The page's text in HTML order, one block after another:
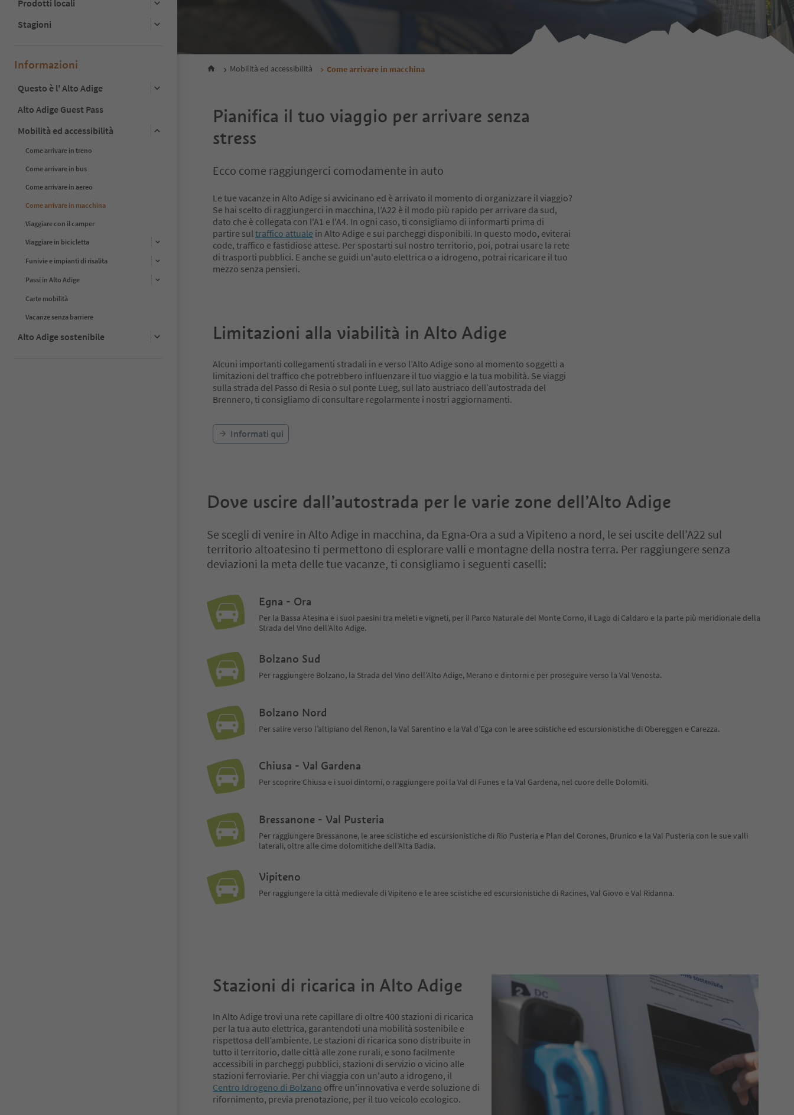
Prodotti locali
Stagioni
Informazioni
Questo è l' Alto Adige
Alto Adige Guest Pass
Mobilità ed accessibilità
Come arrivare in treno
Come arrivare in bus
Come arrivare in aereo
Come arrivare in macchina
Viaggiare con il camper
Viaggiare in bicicletta
Funivie e impianti di risalita
Passi in Alto Adige
Carte mobilità
Vacanze senza barriere
Alto Adige sostenibile
Mobilità ed accessibilità Come arrivare in macchina
Pianifica il tuo viaggio per arrivare senza
stress
Ecco come raggiungerci comodamente in auto
Le tue vacanze in Alto Adige si avvicinano ed è arrivato il momento di organizzare il viaggio?
Se hai scelto di raggiungerci in macchina, l’A22 è il modo più rapido per arrivare da sud,
dato che è collegata con l'A1 e l'A4. In ogni caso, ti consigliamo di informarti prima di
partire sul traffico attuale in Alto Adige e sui parcheggi disponibili. In questo modo, eviterai
code, traffico e fastidiose attese. Per spostarti sul nostro territorio, poi, potrai usare la rete
di trasporti pubblici. E anche se guidi un'auto elettrica o a idrogeno, potrai ricaricare il tuo
mezzo senza pensieri.
Limitazioni alla viabilità in Alto Adige
Alcuni importanti collegamenti stradali in e verso l’Alto Adige sono al momento soggetti a
limitazioni del traffico che potrebbero influenzare il tuo viaggio e la tua mobilità. Se viaggi
sulla strada del Passo di Resia o sul ponte Lueg, sul lato austriaco dell’autostrada del
Brennero, ti consigliamo di consultare regolarmente i nostri aggiornamenti.
Informati qui
Dove uscire dall’autostrada per le varie zone dell’Alto Adige
Se scegli di venire in Alto Adige in macchina, da Egna-Ora a sud a Vipiteno a nord, le sei uscite dell’A22 sul
territorio altoatesino ti permettono di esplorare valli e montagne della nostra terra. Per raggiungere senza
deviazioni la meta delle tue vacanze, ti consigliamo i seguenti caselli:
Egna - Ora
Per la Bassa Atesina e i suoi paesini tra meleti e vigneti, per il Parco Naturale del Monte Corno, il Lago di Caldaro e la parte più meridionale della
Strada del Vino dell’Alto Adige.
Bolzano Sud
Per raggiungere Bolzano, la Strada del Vino dell’Alto Adige, Merano e dintorni e per proseguire verso la Val Venosta.
Bolzano Nord
Per salire verso l’altipiano del Renon, la Val Sarentino e la Val d’Ega con le aree sciistiche ed escursionistiche di Obereggen e Carezza.
Chiusa - Val Gardena
Per scoprire Chiusa e i suoi dintorni, o raggiungere poi la Val di Funes e la Val Gardena, nel cuore delle Dolomiti.
Bressanone - Val Pusteria
Per raggiungere Bressanone, le aree sciistiche ed escursionistiche di Rio Pusteria e Plan del Corones, Brunico e la Val Pusteria con le sue valli
laterali, oltre alle cime dolomitiche dell’Alta Badia.
Vipiteno
Per raggiungere la città medievale di Vipiteno e le aree sciistiche ed escursionistiche di Racines, Val Giovo e Val Ridanna.
Stazioni di ricarica in Alto Adige
In Alto Adige trovi una rete capillare di oltre 400 stazioni di ricarica
per la tua auto elettrica, garantendoti una mobilità sostenibile e
rispettosa dell’ambiente. Le stazioni di ricarica sono distribuite in
tutto il territorio, dalle città alle zone rurali, e sono facilmente
accessibili in parcheggi pubblici, stazioni di servizio o vicino alle
stazioni ferroviarie. Per chi viaggia con un'auto a idrogeno, il
Centro Idrogeno di Bolzano offre un'innovativa e verde soluzione di
rifornimento, previa prenotazione, per il tuo veicolo ecologico.